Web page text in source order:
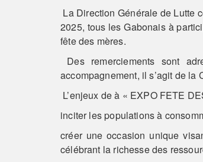
La Direction Générale de Lutte
2025, tous les Gabonais à
fête des mères.
Des remerciements sont
accompagnement, il s’agit de la
L’enjeux de à « EXPO FETE
inciter les populations à
créer une occasion unique
célébrant la richesse des